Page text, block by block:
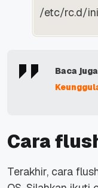
/etc/rc.d/
Baca
Cara
Terakhir, cara